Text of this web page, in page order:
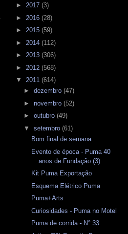
► 2017 (3)
► 2016 (28)
► 2015 (59)
► 2014 (112)
► 2013 (306)
► 2012 (568)
▼ 2011 (614)
► dezembro (47)
► novembro (52)
► outubro (49)
▼ setembro (61)
Bom final de semana
Evento de época - Puma 40
anos de Fundação (3)
Kit Puma Exportação
Esquema Elétrico Puma
Puma+Arts
Curiosidades - Puma no Motel
Puma de corrida - N° 33